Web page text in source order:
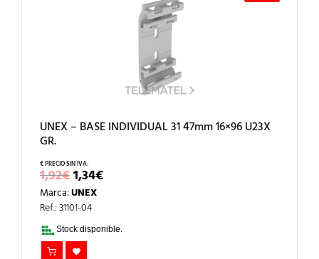
UNEX – BASE INDIVIDUAL 31 47mm 16×96 U23X
GR.
1,92€EL
PRECIO
ORIGINAL
ERA:
1,92€.
1,34€EL
PRECIO
1,34€.
Marca:UNEX
Ref.: 31101-04
Stock disponible.